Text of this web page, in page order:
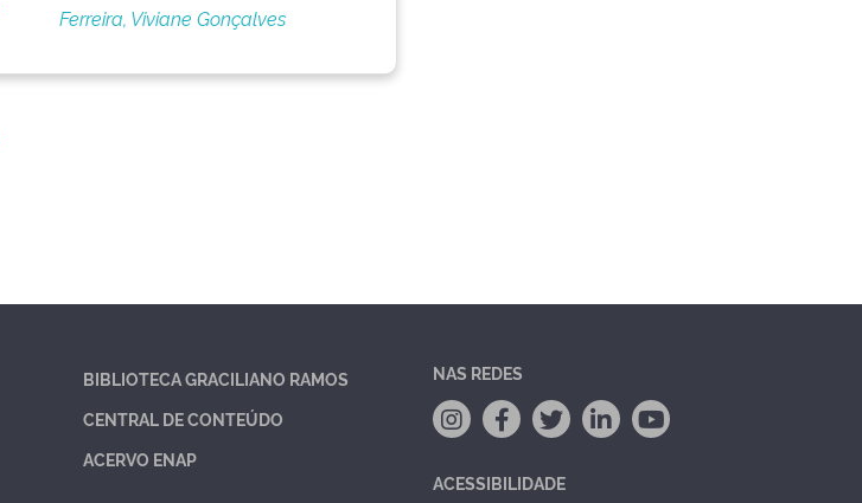
Ferreira, Viviane Gonçalves
BIBLIOTECA GRACILIANO RAMOS
CENTRAL DE CONTEÚDO
ACERVO ENAP
NAS REDES
ACESSIBILIDADE